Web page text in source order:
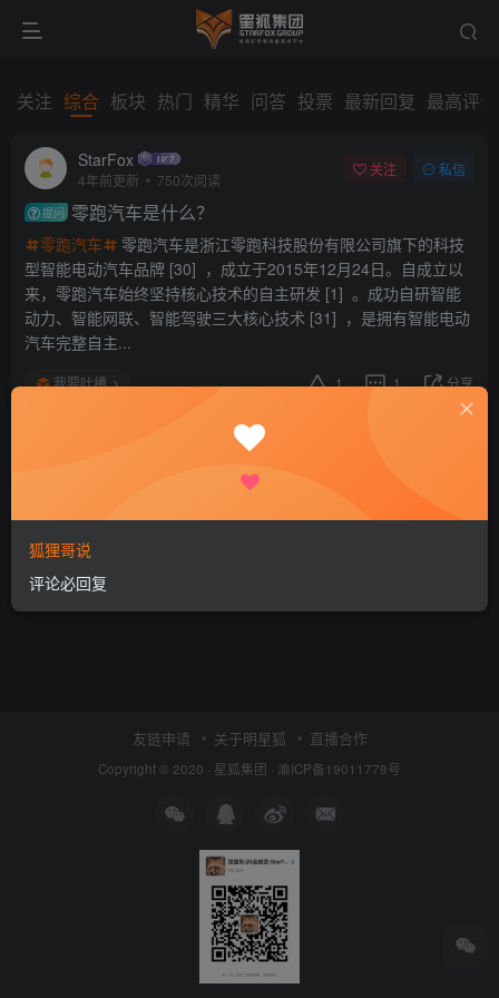
关注 综合 板块 热门 精华 问答 投票 最新回复 最高评分
StarFox
4年前更新 750次阅读
关注 私信
提问 零跑汽车是什么？
零跑汽车
零跑汽车是浙江零跑科技股份有限公司旗下的科技
型智能电动汽车品牌 [30] ，成立于2015年12月24日。自成立以
来，零跑汽车始终坚持核心技术的自主研发 [1] 。成功自研智能
动力、智能网联、智能驾驶三大核心技术 [31] ，是拥有智能电动
汽车完整自主...
我要吐槽 1 1 分享
友链申请 关于明星狐 直播合作
Copyright © 2020 · 星狐集团 · 渝ICP备19011779号
狐狸哥说
评论必回复